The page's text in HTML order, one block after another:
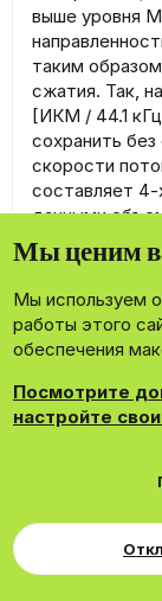
выше уровня
таким
сжатия. Так,
[ИКМ / 44.1
сохранить
скорости
составляет
данными
такое же
MP 3) - при
проигрыше
каждый
собственной
заключается
сжимать
битрейта) без
самой низкой
качество
внутренней
Мы ценим
Мы используем
работы этого
обеспечения
Посмотрите
настройте